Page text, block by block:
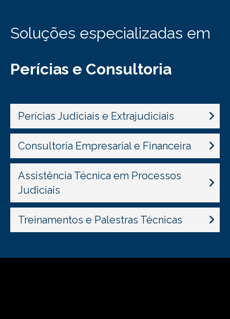
Soluções especializadas em
Perícias e Consultoria
Perícias Judiciais e Extrajudiciais
Consultoria Empresarial e Financeira
Assistência Técnica em Processos
Judiciais
Treinamentos e Palestras Técnicas